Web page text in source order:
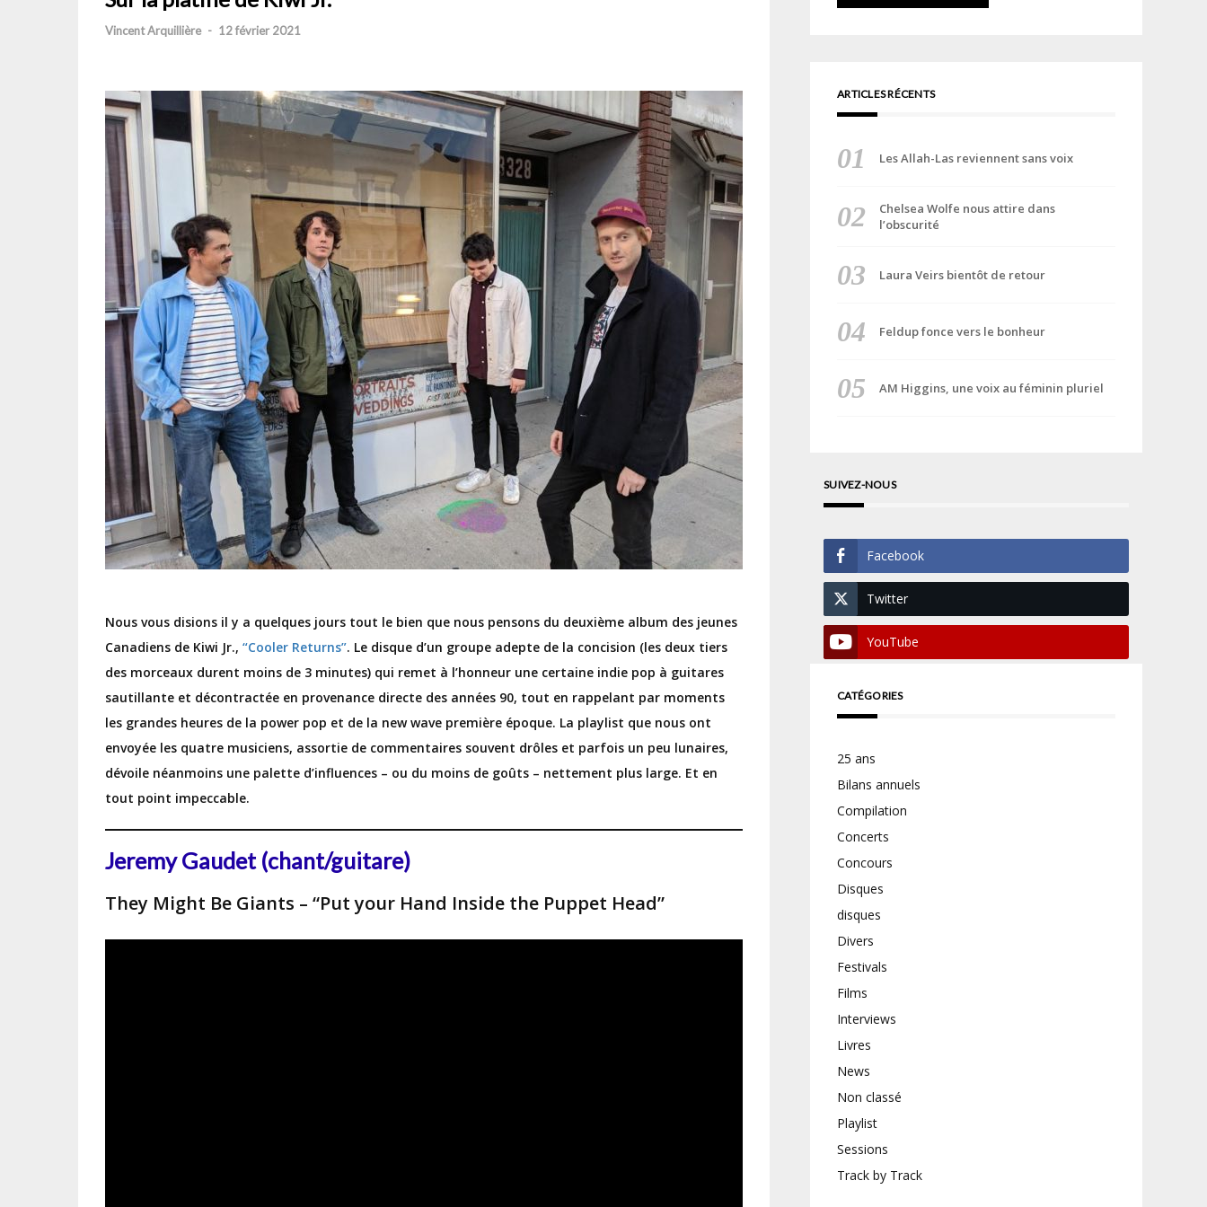
Vincent Arquillière - 12 février 2021
Nous vous disions il y a quelques jours tout le bien que nous pensons du deuxième album des jeunes
Canadiens de Kiwi Jr., “Cooler Returns”. Le disque d’un groupe adepte de la concision (les deux tiers
des morceaux durent moins de 3 minutes) qui remet à l’honneur une certaine indie pop à guitares
sautillante et décontractée en provenance directe des années 90, tout en rappelant par moments
les grandes heures de la power pop et de la new wave première époque. La playlist que nous ont
envoyée les quatre musiciens, assortie de commentaires souvent drôles et parfois un peu lunaires,
dévoile néanmoins une palette d’influences – ou du moins de goûts – nettement plus large. Et en
tout point impeccable.
Jeremy Gaudet (chant/guitare)
They Might Be Giants – “Put your Hand Inside the Puppet Head”
ARTICLES RÉCENTS
Les Allah-Las reviennent sans voix
Chelsea Wolfe nous attire dans
l’obscurité
Laura Veirs bientôt de retour
Feldup fonce vers le bonheur
AM Higgins, une voix au féminin pluriel
SUIVEZ-NOUS
Facebook
Twitter
YouTube
CATÉGORIES
25 ans
Bilans annuels
Compilation
Concerts
Concours
Disques
disques
Divers
Festivals
Films
Interviews
Livres
News
Non classé
Playlist
Sessions
Track by Track